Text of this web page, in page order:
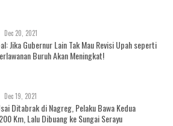
Dec 20, 2021
Jika Gubernur Lain Tak Mau Revisi Upah seperti
Buruh Akan Meningkat!
Dec 19, 2021
Ditabrak di Nagreg, Pelaku Bawa Kedua
Km, Lalu Dibuang ke Sungai Serayu